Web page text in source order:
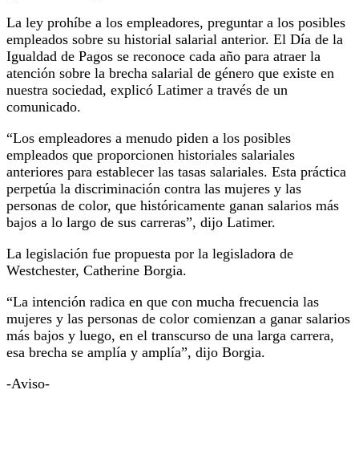
La ley prohíbe a los empleadores, preguntar a los posibles
empleados sobre su historial salarial anterior. El Día de la
Igualdad de Pagos se reconoce cada año para atraer la
atención sobre la brecha salarial de género que existe en
nuestra sociedad, explicó Latimer a través de un
comunicado.
“Los empleadores a menudo piden a los posibles
empleados que proporcionen historiales salariales
anteriores para establecer las tasas salariales. Esta práctica
perpetúa la discriminación contra las mujeres y las
personas de color, que históricamente ganan salarios más
bajos a lo largo de sus carreras”, dijo Latimer.
La legislación fue propuesta por la legisladora de
Westchester, Catherine Borgia.
“La intención radica en que con mucha frecuencia las
mujeres y las personas de color comienzan a ganar salarios
más bajos y luego, en el transcurso de una larga carrera,
esa brecha se amplía y amplía”, dijo Borgia.
-Aviso-